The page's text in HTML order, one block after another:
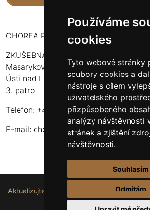
Používáme
cookies
Tyto webové stránky
soubory cookies a
nástroje s cílem
uživatelského
přizpůsobeného
analýzy návštěvnosti
stránek a zjištění
návštěvnosti.
Souhlasím
Odmítám
CHOREA PUERI USTENSIS
ZKUŠEBNA:
Masarykova 316
Ústí nad Labem - Bukov Rondel
3. patro
Telefon: +420 608 916 320
E-mail:
Aktualizujte nastavení souborů cookie.